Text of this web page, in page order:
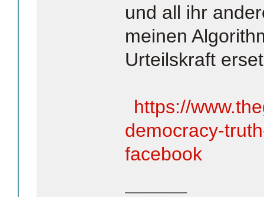
und all ihr
meinen
Urteilskraft
https://
democracy-
facebook